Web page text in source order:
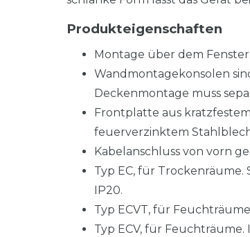
Produkteigenschaften
Montage über dem Fenster.
Wandmontagekonsolen
Deckenmontage muss
Frontplatte aus
feuerverzinktem
Kabelanschluss von vorn
Typ EC, für
IP20.
Typ ECVT, für
Typ ECV, für